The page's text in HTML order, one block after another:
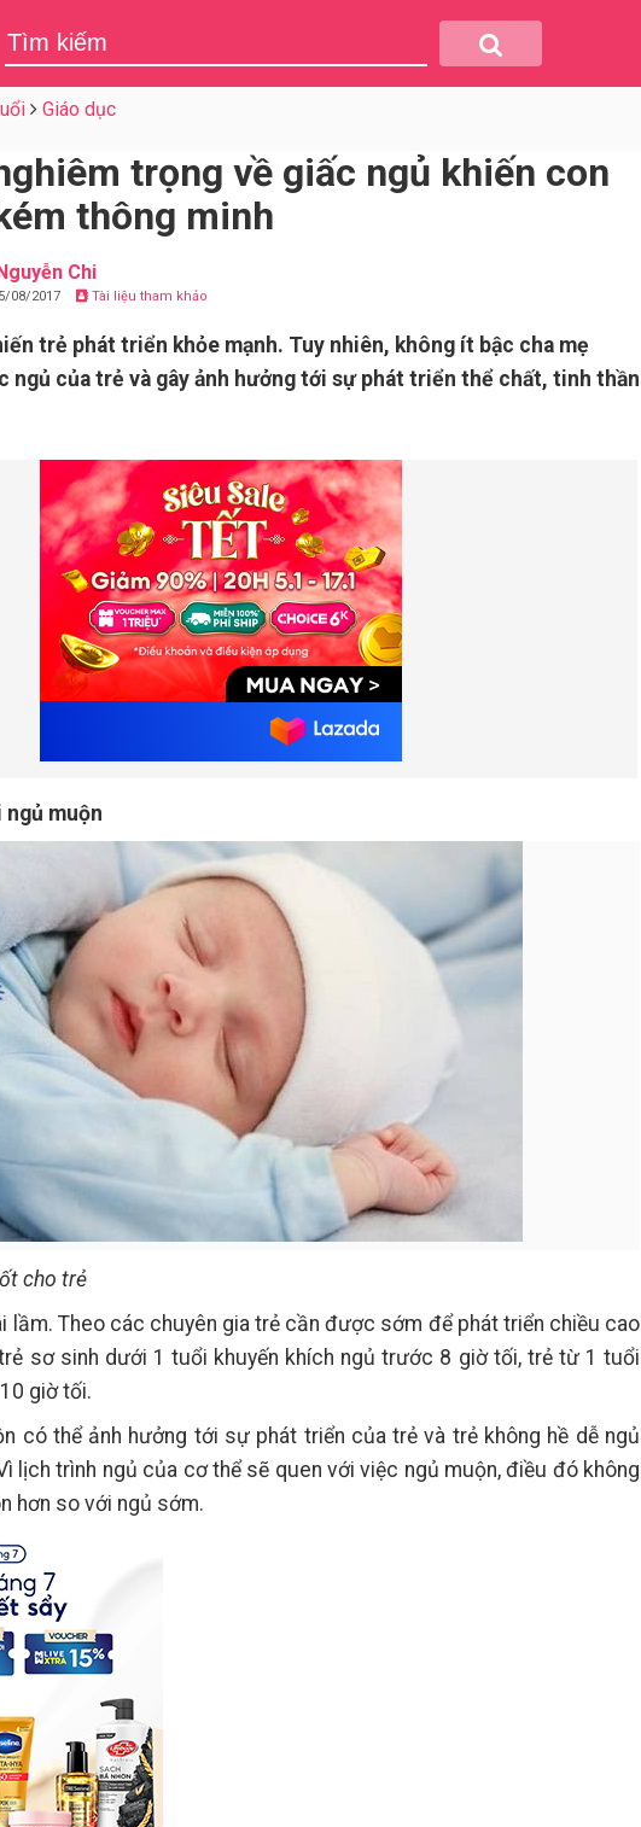
Giáo dục
trọng về giấc ngủ khiến con
thông minh
Chi
08/2017 Tài liệu tham khảo
trẻ phát triển khỏe mạnh. Tuy nhiên, không ít bậc cha mẹ
ngủ của trẻ và gây ảnh hưởng tới sự phát triển thể chất, tinh thần
ngủ muộn
cho trẻ
lầm. Theo các chuyên gia trẻ cần được sớm để phát triển chiều cao
sơ sinh dưới 1 tuổi khuyến khích ngủ trước 8 giờ tối, trẻ từ 1 tuổi
giờ tối.
có thể ảnh hưởng tới sự phát triển của trẻ và trẻ không hề dễ ngủ
lịch trình ngủ của cơ thể sẽ quen với việc ngủ muộn, điều đó không
hơn so với ngủ sớm.